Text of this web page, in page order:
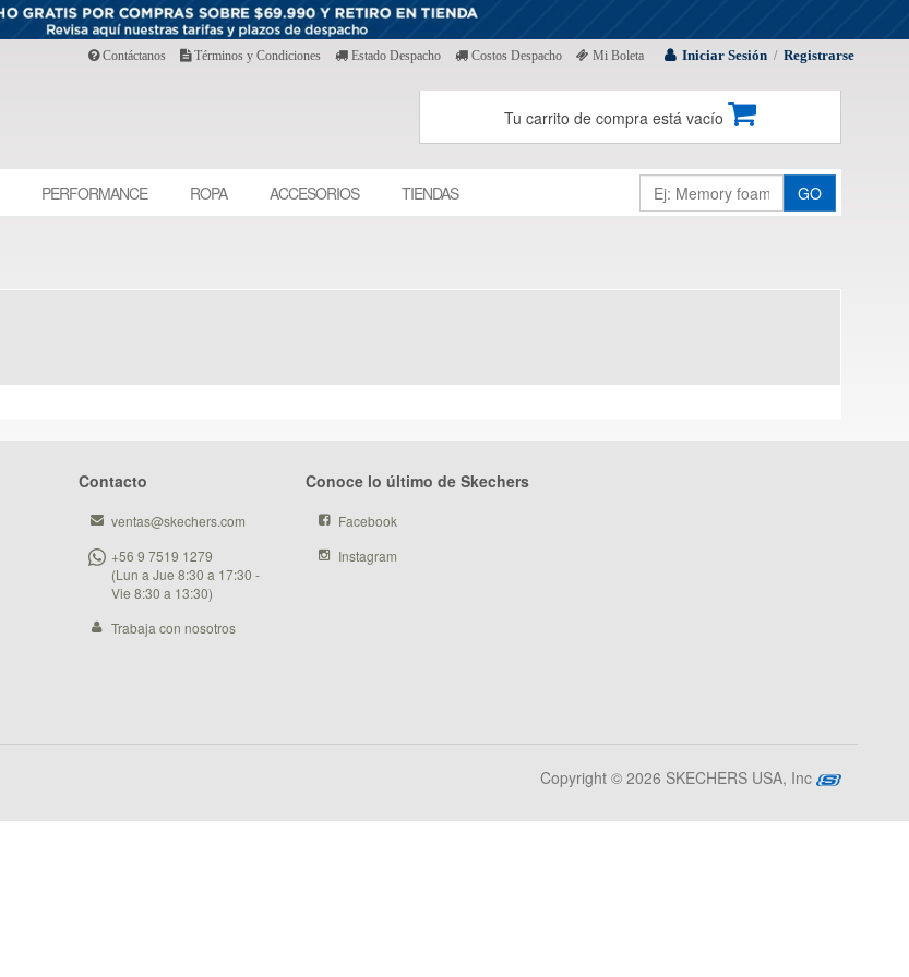
Iniciar Sesión / Registrarse
Contáctanos Términos y Condiciones Estado Despacho Costos Despacho Mi Boleta
Tu carrito de compra está vacío
PERFORMANCE ROPA ACCESORIOS TIENDAS GO
Contacto
ventas@skechers.com
+56 9 7519 1279
(Lun a Jue 8:30 a 17:30 -
Vie 8:30 a 13:30)
Trabaja con nosotros
Conoce lo último de Skechers
Facebook
Instagram
Copyright © 2026 SKECHERS USA, Inc